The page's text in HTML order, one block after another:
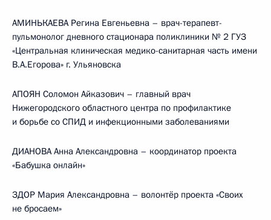
АМИНЬКАЕВА Регина Евгеньевна – врач-терапевт-
пульмонолог дневного стационара поликлиники № 2 ГУЗ
«Центральная клиническая медико-санитарная часть имени
В.А.Егорова» г. Ульяновска
АПОЯН Соломон Айказович – главный врач
Нижегородского областного центра по профилактике
и борьбе со СПИД и инфекционными заболеваниями
ДИАНОВА Анна Александровна – координатор проекта
«Бабушка онлайн»
ЗДОР Мария Александровна – волонтёр проекта «Своих
не бросаем»